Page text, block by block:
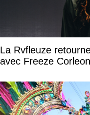
La Rvfleuze
avec Freeze